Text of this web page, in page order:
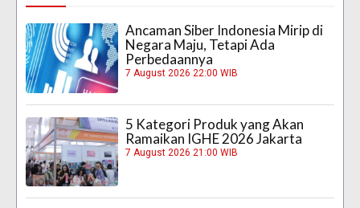
Ancaman Siber Indonesia Mirip di
Negara Maju, Tetapi Ada
Perbedaannya
7 August 2026 22:00 WIB
5 Kategori Produk yang Akan
Ramaikan IGHE 2026 Jakarta
7 August 2026 21:00 WIB